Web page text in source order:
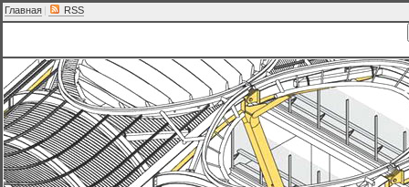
Главная | RSS